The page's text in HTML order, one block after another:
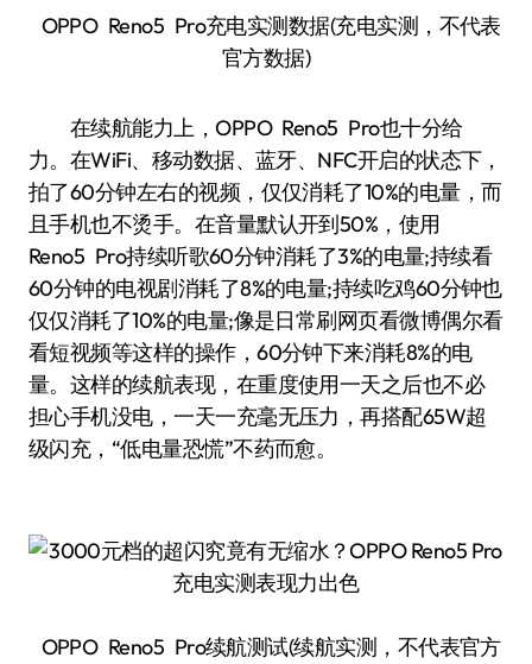
OPPO Reno5 Pro充电实测数据(充电实测，不代表
官方数据)
在续航能力上，OPPO Reno5 Pro也十分给
力。在WiFi、移动数据、蓝牙、NFC开启的状态下，
拍了60分钟左右的视频，仅仅消耗了10%的电量，而
且手机也不烫手。在音量默认开到50%，使用
Reno5 Pro持续听歌60分钟消耗了3%的电量;持续看
60分钟的电视剧消耗了8%的电量;持续吃鸡60分钟也
仅仅消耗了10%的电量;像是日常刷网页看微博偶尔看
看短视频等这样的操作，60分钟下来消耗8%的电
量。这样的续航表现，在重度使用一天之后也不必
担心手机没电，一天一充毫无压力，再搭配65W超
级闪充，“低电量恐慌”不药而愈。
OPPO Reno5 Pro续航测试(续航实测，不代表官方